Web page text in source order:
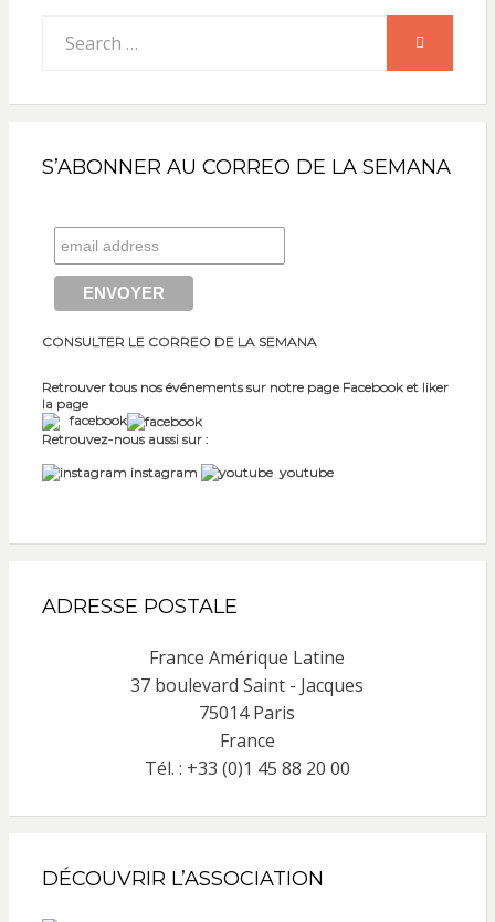
for:
SEARCH
S’ABONNER AU CORREO DE LA SEMANA
CONSULTER LE CORREO DE LA SEMANA
Retrouver tous nos événements sur notre page Facebook et liker
la page
facebook
Retrouvez-nous aussi sur :
instagram
youtube
ADRESSE POSTALE
France Amérique Latine
37 boulevard Saint - Jacques
75014 Paris
France
Tél. : +33 (0)1 45 88 20 00
DÉCOUVRIR L’ASSOCIATION